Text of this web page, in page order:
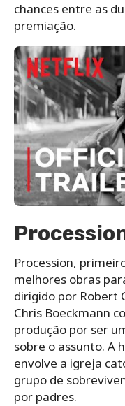
chances entre as
premiação.
Procession,
melhores obras
dirigido por Robert
Chris Boeckmann
produção por ser
sobre o assunto. A
envolve a igreja
grupo de
por padres.